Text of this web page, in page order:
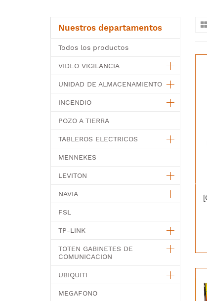
Nuestros departamentos
Todos los productos
VIDEO VIGILANCIA
UNIDAD DE ALMACENAMIENTO
INCENDIO
POZO A TIERRA
TABLEROS ELECTRICOS
MENNEKES
LEVITON
NAVIA
FSL
TP-LINK
TOTEN GABINETES DE
COMUNICACION
UBIQUITI
MEGAFONO